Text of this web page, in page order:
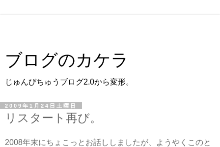
ブログのカケラ
じゅんびちゅうブログ2.0から変形。
2009年1月24日土曜日
リスタート再び。
2008年末にちょこっとお話ししましたが、ようやくこのと